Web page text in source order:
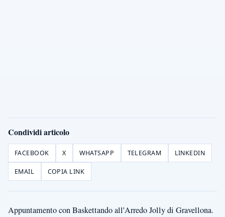
Condividi articolo
FACEBOOK X WHATSAPP TELEGRAM LINKEDIN
EMAIL COPIA LINK
Appuntamento con Baskettando all'Arredo Jolly di Gravellona.